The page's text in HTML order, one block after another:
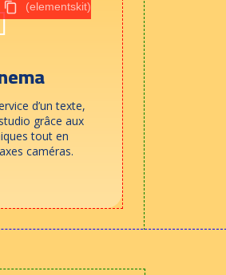
d’un texte,
grâce aux
tout en
caméras.
(elementskit)